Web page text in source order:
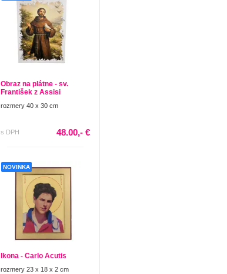
Obraz na plátne - sv.
František z Assisi
rozmery 40 x 30 cm
s DPH 48.00,- €
NOVINKA
Ikona - Carlo Acutis
rozmery 23 x 18 x 2 cm